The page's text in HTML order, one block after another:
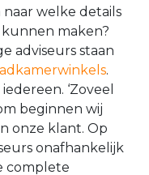
welke details
maken?
adviseurs staan
.
‘Zoveel
beginnen wij
onze klant. Op
onafhankelijk
complete